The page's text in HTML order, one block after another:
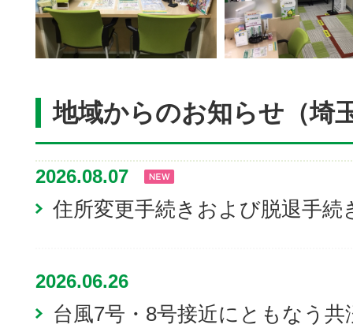
地域からのお知らせ（埼
2026.08.07
住所変更手続きおよび脱退手続
2026.06.26
台風7号・8号接近にともなう